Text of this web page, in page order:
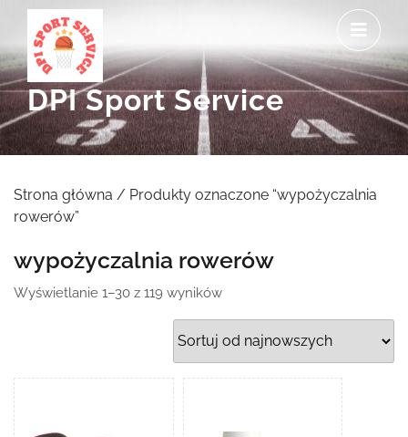
content
DPI Sport Service
Strona główna / Produkty oznaczone “wypożyczalnia
rowerów”
wypożyczalnia rowerów
Wyświetlanie 1–30 z 119 wynikówPosortowane
według
najnowszych